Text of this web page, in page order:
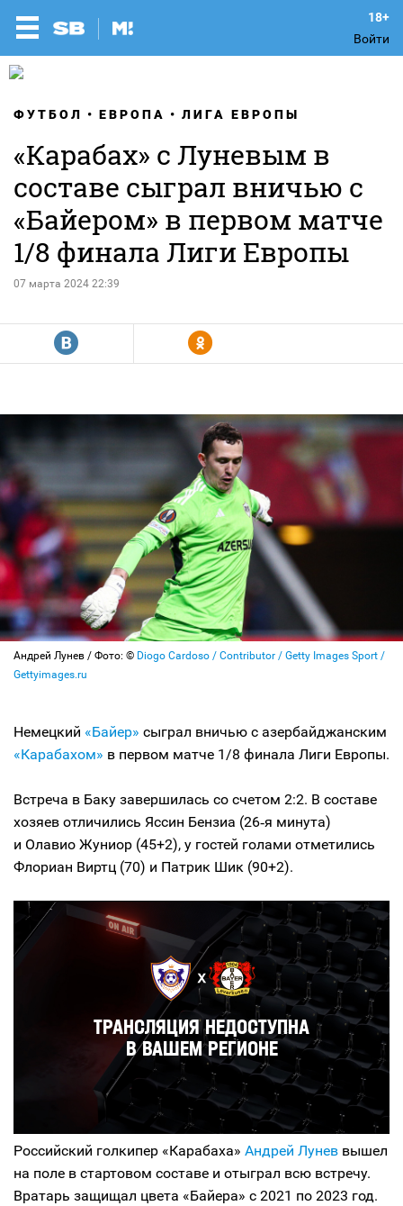
Войти
ФУТБОЛ ЕВРОПА ЛИГА ЕВРОПЫ
«Карабах» с Луневым в
составе сыграл вничью с
«Байером» в первом матче
1/8 финала Лиги Европы
07 марта 2024 22:39
R Y
Андрей Лунев / Фото: © Diogo Cardoso / Contributor / Getty Images Sport /
Gettyimages.ru
Немецкий «Байер» сыграл вничью с азербайджанским
«Карабахом» в первом матче 1/8 финала Лиги Европы.
Встреча в Баку завершилась со счетом 2:2. В составе
хозяев отличились Яссин Бензиа (26‑я минута)
и Олавио Жуниор (45+2), у гостей голами отметились
Флориан Виртц (70) и Патрик Шик (90+2).
Российский голкипер «Карабаха» Андрей Лунев вышел
на поле в стартовом составе и отыграл всю встречу.
Вратарь защищал цвета «Байера» с 2021 по 2023 год.